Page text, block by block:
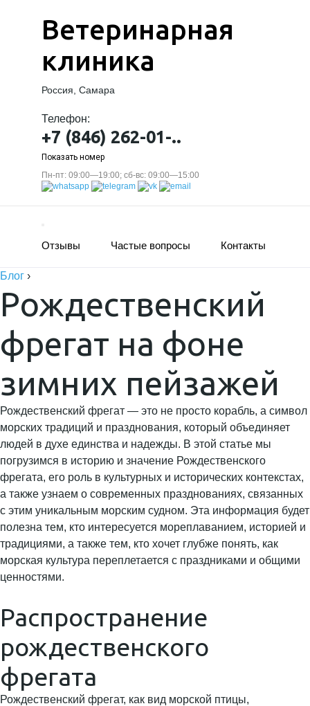
Ветеринарная
клиника
Россия, Самара
Телефон:
+7 (846) 262-01-..
Показать номер
Пн-пт: 09:00—19:00; сб-вс: 09:00—15:00
Отзывы Частые вопросы Контакты
Блог ›
Рождественский
фрегат на фоне
зимних пейзажей
Рождественский фрегат — это не просто корабль, а символ
морских традиций и празднования, который объединяет
людей в духе единства и надежды. В этой статье мы
погрузимся в историю и значение Рождественского
фрегата, его роль в культурных и исторических контекстах,
а также узнаем о современных празднованиях, связанных
с этим уникальным морским судном. Эта информация будет
полезна тем, кто интересуется мореплаванием, историей и
традициями, а также тем, кто хочет глубже понять, как
морская культура переплетается с праздниками и общими
ценностями.
Распространение
рождественского
фрегата
Рождественский фрегат, как вид морской птицы,